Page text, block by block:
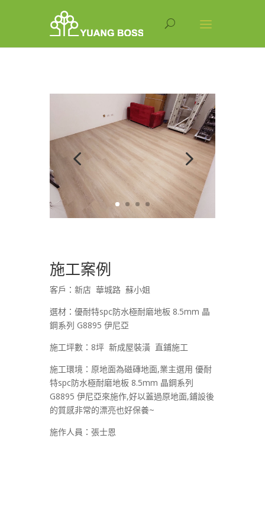
施工案例
客戶：新店 華城路 蘇小姐
選材：優耐特spc防水極耐磨地板 8.5mm 晶
鋼系列 G8895 伊尼亞
施工坪數：8坪 新成屋裝潢 直鋪施工
施工環境：原地面為磁磚地面,業主選用 優耐
特spc防水極耐磨地板 8.5mm 晶鋼系列
G8895 伊尼亞來施作,好以蓋過原地面,鋪設後
的質感非常的漂亮也好保養~
施作人員：張士恩